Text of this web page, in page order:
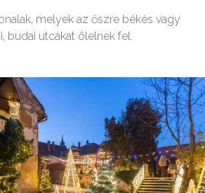
melyek az őszre békés vagy
budai utcákat ölelnek fel.